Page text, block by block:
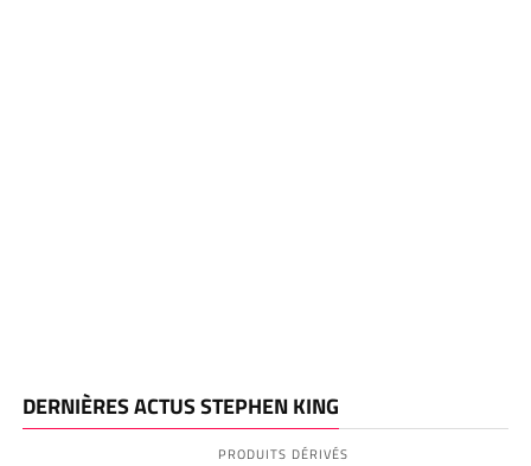
DERNIÈRES ACTUS STEPHEN KING
PRODUITS DÉRIVÉS